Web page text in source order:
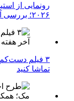
۲۰۲۶؛ بررسی آینده فین‌تک، پرداخت‌ ها و هوش مصنوعی
۳ فیلم
تماشا کنید